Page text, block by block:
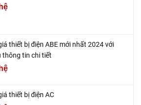
thiết bị điện ABE mới nhất 2024 với
thông tin chi tiết
thiết bị điện AC